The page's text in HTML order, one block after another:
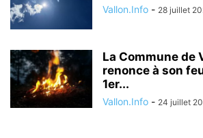
Vallon.Info - 28 juillet
La Commune de
renonce à son
1er...
Vallon.Info - 24 juillet